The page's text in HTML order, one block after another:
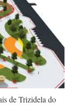
de Trizidela do